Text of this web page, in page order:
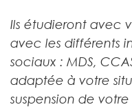
Ils étudieront avec
avec les différents
sociaux : MDS,
adaptée à votre
suspension de